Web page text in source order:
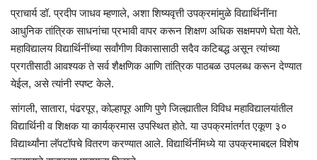
प्राचार्य डॉ. प्रदीप जाधव म्हणाले, अशा शिष्यवृत्ती उपक्रमांमुळे विद्यार्थिनींना
आधुनिक तांत्रिक साधनांचा प्रभावी वापर करून शिक्षण अधिक सक्षमपणे घेता येते.
महाविद्यालय विद्यार्थिनींच्या सर्वांगीण विकासासाठी सदैव कटिबद्ध असून त्यांच्या
प्रगतीसाठी आवश्यक ते सर्व शैक्षणिक आणि तांत्रिक पाठबळ उपलब्ध करून देण्यात
येईल, असे त्यांनी स्पष्ट केले.
सांगली, सातारा, पंढरपूर, कोल्हापूर आणि पुणे जिल्ह्यातील विविध महाविद्यालयांतील
विद्यार्थिनी व शिक्षक या कार्यक्रमास उपस्थित होते. या उपक्रमांतर्गत एकूण ३०
विद्यार्थ्यांना लॅपटॉपचे वितरण करण्यात आले. विद्यार्थिनींमध्ये या उपक्रमाबद्दल विशेष